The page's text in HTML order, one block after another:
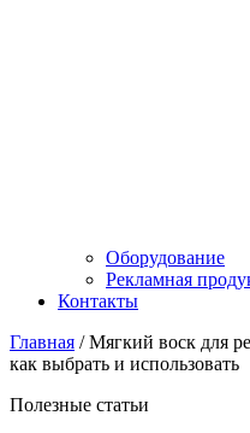
Оборудование
Рекламная
Контакты
Главная /Мягкий воск для
как выбрать и использовать
Полезные статьи